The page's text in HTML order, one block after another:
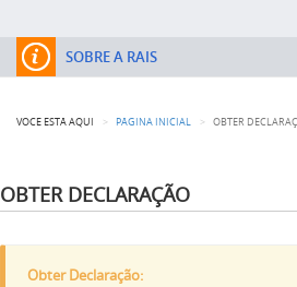
SOBRE A RAIS
VOCÊ ESTÁ AQUI PÁGINA INICIAL OBTER
OBTER DECLARAÇÃO
Obter Declaração: